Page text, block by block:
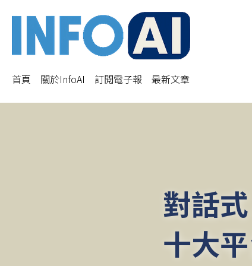
首頁 關於InfoAI 訂閱電子報 最新文章
對話
十大